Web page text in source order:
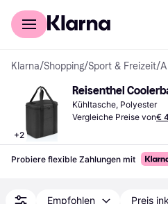
Für Shopper
Klarna/Shopping/Sport & Freizeit/
+2
Reisenthel
Kühltasche, Polyester
Vergleiche Preise von€
Probiere flexible Zahlungen mit
Empfohlen Preis